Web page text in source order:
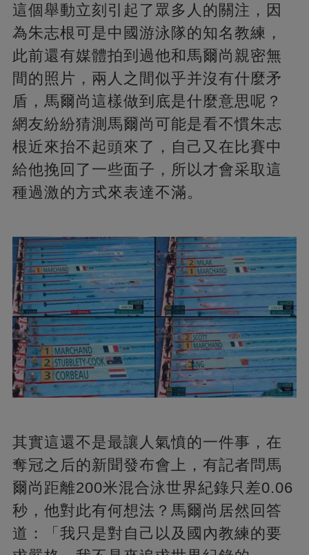
這個舉動立刻引起了眾多人的關注，因
為朱志根可是中國游泳隊的知名教練，
此前還有媒體拍到過他和馬爾尚親密無
間的照片，兩人之間似乎并沒有什麼矛
盾，馬爾尚這樣做到底是什麼意思呢？
網友紛紛猜測馬爾尚可能是看不慣朱志
根近來抬不起頭來了，自己又在比賽中
給他挽回了一些面子，所以才會采取這
種過激的方式來表達不滿。
其實這還不是最讓人氣憤的一件事，在
奪冠之后的新聞發布會上，有記者問馬
爾尚距離200米混合泳世界紀錄只差0.06
秒，他對此有何想法？馬爾尚居然回答
道：「我只是對自己以及國內教練的要